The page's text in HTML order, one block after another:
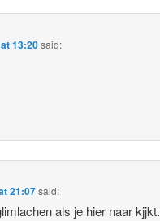
13:20said:
21:07said:
als je hier naar kjjkt.